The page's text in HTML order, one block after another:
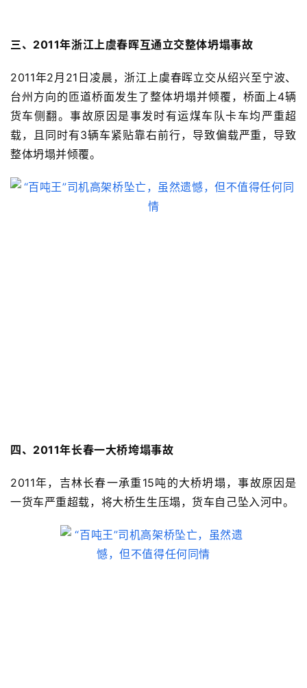
三、2011年浙江上虞春晖互通立交整体坍塌事故
2011年2月21日凌晨，浙江上虞春晖立交从绍兴至宁波、
台州方向的匝道桥面发生了整体坍塌并倾覆，桥面上4辆
货车侧翻 。事故原因是事发时有运煤车队卡车均严重超
载，且同时有3辆车紧贴靠右前行，导致偏载严重，导致
整体坍塌并倾覆。
四、2011年长春一大桥垮塌事故
2011年，吉林长春一承重15吨的大桥坍塌，事故原因是
一货车严重超载，将大桥生生压塌，货车自己坠入河中。